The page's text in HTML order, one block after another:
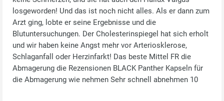
losgeworden! Und das ist noch nicht alles. Als er dann zum
Arzt ging, lobte er seine Ergebnisse und die
Blutuntersuchungen. Der Cholesterinspiegel hat sich erholt
und wir haben keine Angst mehr vor Arteriosklerose,
Schlaganfall oder Herzinfarkt! Das beste Mittel FR die
Abmagerung die Rezensionen BLACK Panther Kapseln für
die Abmagerung wie nehmen Sehr schnell abnehmen 10